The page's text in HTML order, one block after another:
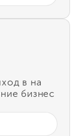
в на
бизнес